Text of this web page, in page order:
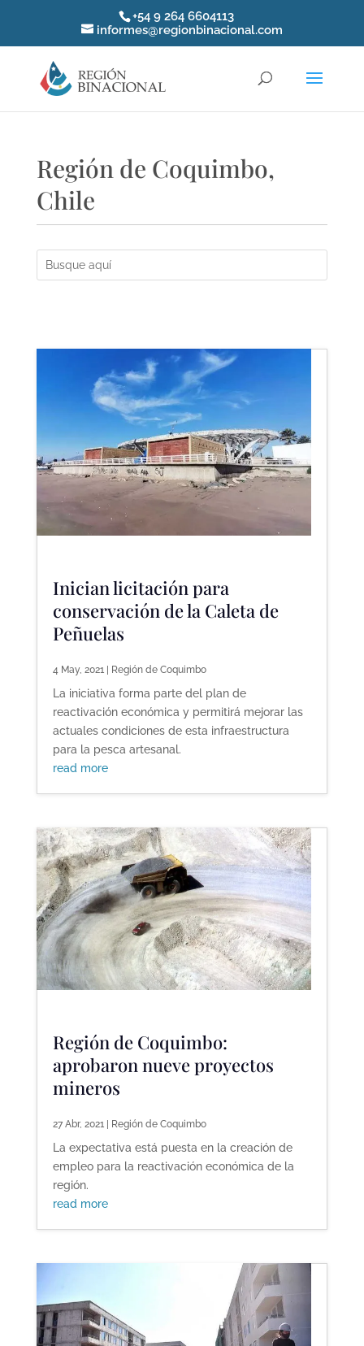
+54 9 264 6604113
informes@regionbinacional.com
Región de Coquimbo,
Chile
Inician licitación para
conservación de la Caleta de
Peñuelas
4 May, 2021| Región de Coquimbo
La iniciativa forma parte del plan de
reactivación económica y permitirá mejorar las
actuales condiciones de esta infraestructura
para la pesca artesanal.
read more
Región de Coquimbo:
aprobaron nueve proyectos
mineros
27 Abr, 2021| Región de Coquimbo
La expectativa está puesta en la creación de
empleo para la reactivación económica de la
región.
read more